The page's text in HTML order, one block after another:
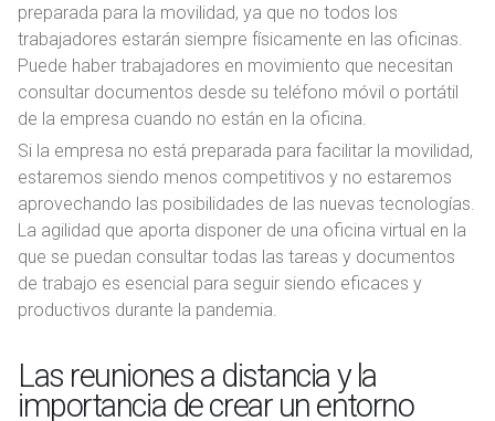
preparada para la movilidad, ya que no todos los
trabajadores estarán siempre físicamente en las oficinas.
Puede haber trabajadores en movimiento que necesitan
consultar documentos desde su teléfono móvil o portátil
de la empresa cuando no están en la oficina.
Si la empresa no está preparada para facilitar la movilidad,
estaremos siendo menos competitivos y no estaremos
aprovechando las posibilidades de las nuevas tecnologías.
La agilidad que aporta disponer de una oficina virtual en la
que se puedan consultar todas las tareas y documentos
de trabajo es esencial para seguir siendo eficaces y
productivos durante la pandemia.
Las reuniones a distancia y la
importancia de crear un entorno